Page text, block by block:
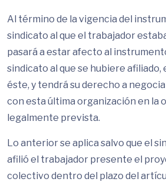
Al término de la vigencia del
sindicato al que el trabajador
pasará a estar afecto al
sindicato al que se hubiere afiliado,
éste, y tendrá su derecho a
con esta última organización en la
legalmente prevista.
Lo anterior se aplica salvo que el
afilió el trabajador presente el
colectivo dentro del plazo del